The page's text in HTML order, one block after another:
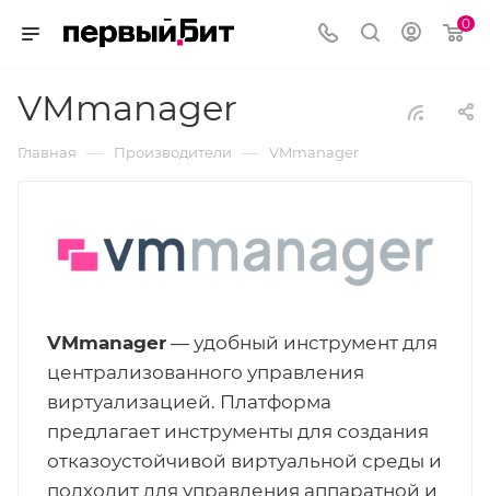
0
VMmanager
Главная — Производители — VMmanager
VMmanager— удобный инструмент для
централизованного управления
виртуализацией. Платформа
предлагает инструменты для создания
отказоустойчивой виртуальной среды и
подходит для управления аппаратной и